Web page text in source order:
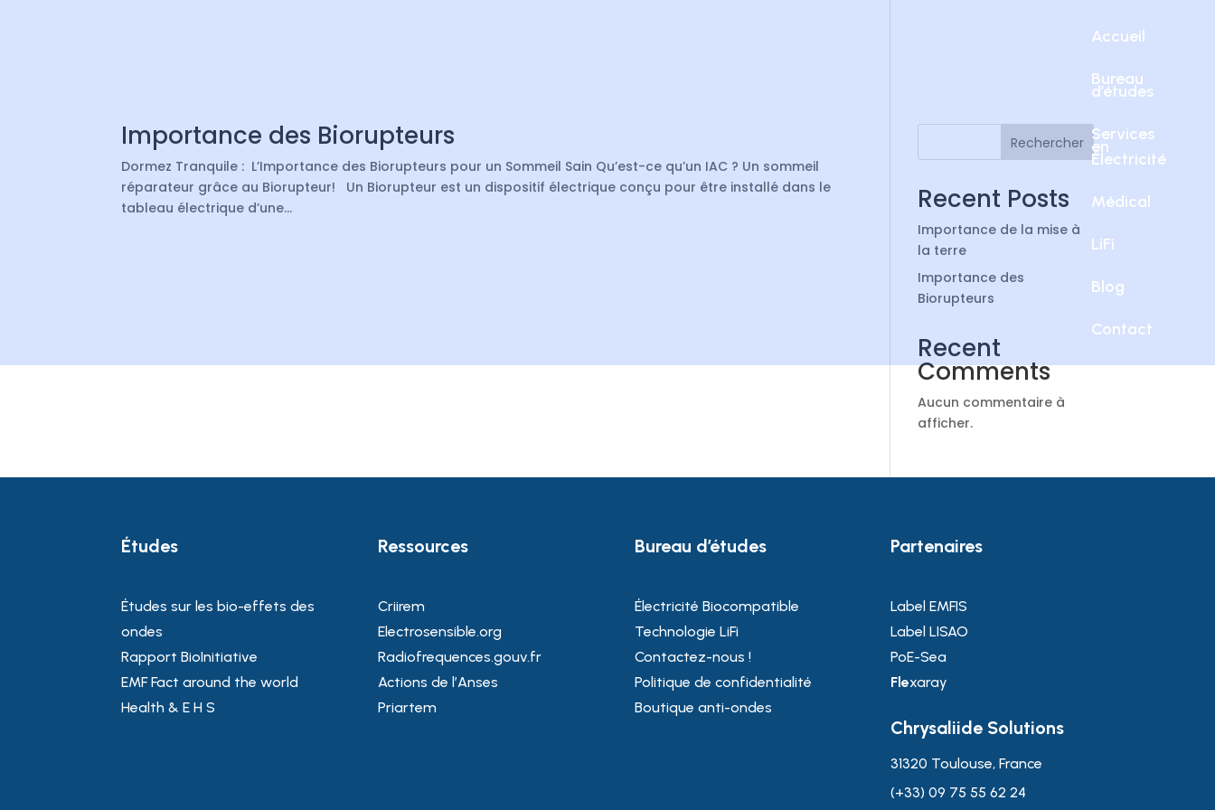
Accueil
Bureau
d’études
Services
en
Électricité
Médical
LiFi
Blog
Contact
Importance des Biorupteurs
Dormez Tranquile : L’Importance des Biorupteurs pour un Sommeil Sain Qu’est-ce qu’un IAC ? Un sommeil
réparateur grâce au Biorupteur! Un Biorupteur est un dispositif électrique conçu pour être installé dans le
tableau électrique d’une...
Rechercher
Recent Posts
Importance de la mise à
la terre
Importance des
Biorupteurs
Recent
Comments
Aucun commentaire à
afficher.
Études
Études sur les bio-effets des
ondes
Rapport BioInitiative
EMF Fact around the world
Health & E H S
Ressources
Criirem
Electrosensible.org
Radiofrequences.gouv.fr
Actions de l’Anses
Priartem
Bureau d’études
Électricité Biocompatible
Technologie LiFi
Contactez-nous !
Politique de confidentialité
Boutique anti-ondes
Partenaires
Label EMFIS
Label LISAO
PoE-Sea
Flexaray
Chrysaliide Solutions
31320 Toulouse, France
(+33) 09 75 55 62 24